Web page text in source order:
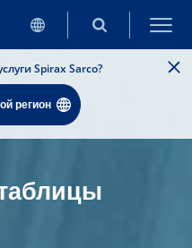
Spirax Sarco?
регион